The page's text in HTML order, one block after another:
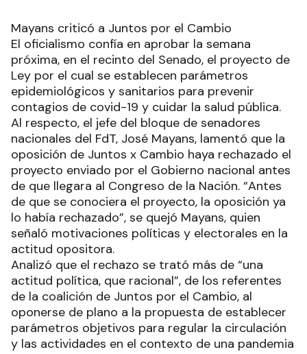
Mayans criticó a Juntos por el Cambio
El oficialismo confía en aprobar la semana
próxima, en el recinto del Senado, el proyecto de
Ley por el cual se establecen parámetros
epidemiológicos y sanitarios para prevenir
contagios de covid-19 y cuidar la salud pública.
Al respecto, el jefe del bloque de senadores
nacionales del FdT, José Mayans, lamentó que la
oposición de Juntos x Cambio haya rechazado el
proyecto enviado por el Gobierno nacional antes
de que llegara al Congreso de la Nación. “Antes
de que se conociera el proyecto, la oposición ya
lo había rechazado”, se quejó Mayans, quien
señaló motivaciones políticas y electorales en la
actitud opositora.
Analizó que el rechazo se trató más de “una
actitud política, que racional”, de los referentes
de la coalición de Juntos por el Cambio, al
oponerse de plano a la propuesta de establecer
parámetros objetivos para regular la circulación
y las actividades en el contexto de una pandemia